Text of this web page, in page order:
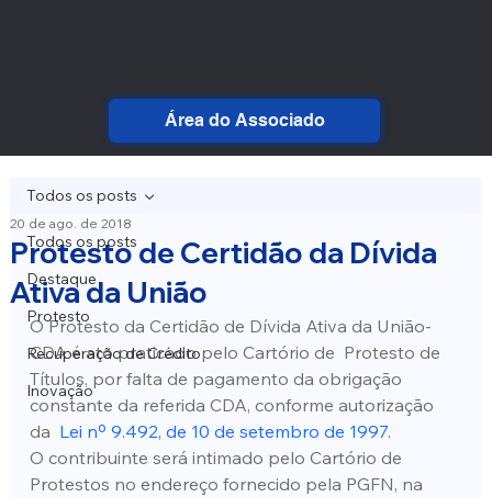
Área do Associado
Todos os posts
Destaque
Protesto
Recuperação de Crédito
Inovação
Todos os posts
Protesto de Certidão da Dívida
Ativa da União
20 de ago. de 2018
O Protesto da Certidão de Dívida Ativa da União-
CDA é ato praticado pelo Cartório de  Protesto de
Títulos, por falta de pagamento da obrigação
constante da referida CDA, conforme autorização
da Lei nº 9.492, de 10 de setembro de 1997.
O contribuinte será intimado pelo Cartório de
Protestos no endereço fornecido pela PGFN, na